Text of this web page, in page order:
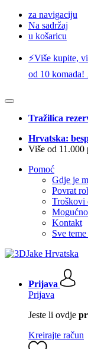
za navigaciju
Na sadržaj
u košaricu
⚡️Više kupite,
od 10 komada!
Tražilica
Hrvatska:
Više od 11.000
Pomoć
Gdje je
Povrat
Troškovi
Kontakt
Sve
Prijava
Prijava
Jeste li ovdje
Kreirajte račun